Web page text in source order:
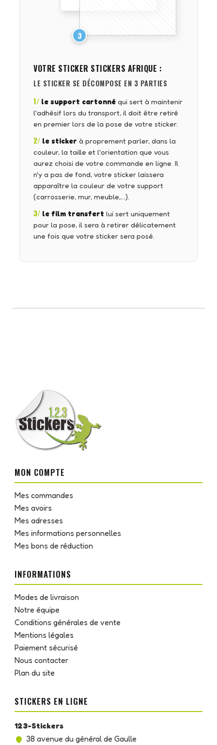
3
VOTRE STICKER STICKERS AFRIQUE :
LE STICKER SE DÉCOMPOSE EN 3 PARTIES
1/ le support cartonné qui sert à maintenir
l'adhésif lors du transport, il doit être retiré
en premier lors de la pose de votre sticker.
2/ le sticker à proprement parler, dans la
couleur, la taille et l'orientation que vous
aurez choisi de votre commande en ligne. Il
n'y a pas de fond, votre sticker laissera
apparaître la couleur de votre support
(carrosserie, mur, meuble,…).
3/ le film transfert lui sert uniquement
pour la pose, il sera à retirer délicatement
une fois que votre sticker sera posé.
MON COMPTE
Mes commandes
Mes avoirs
Mes adresses
Mes informations personnelles
Mes bons de réduction
INFORMATIONS
Modes de livraison
Notre équipe
Conditions générales de vente
Mentions légales
Paiement sécurisé
Nous contacter
Plan du site
STICKERS EN LIGNE
123-Stickers
38 avenue du général de Gaulle